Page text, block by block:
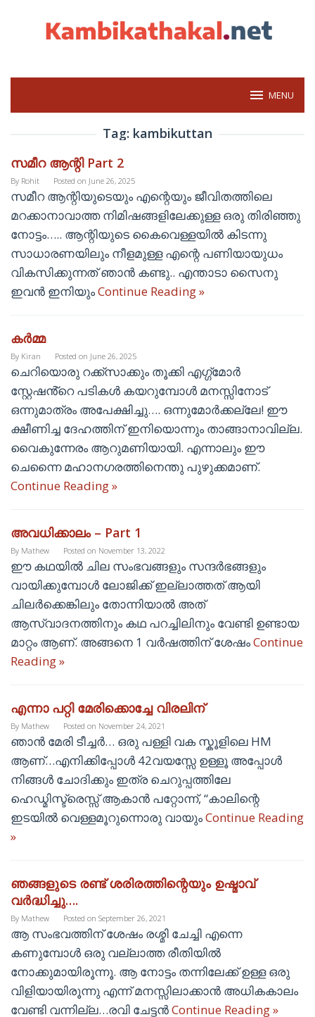
MENU
Tag: kambikuttan
സമീറ ആന്റി Part 2
By Rohit Posted on June 26, 2025
സമീറ ആന്റിയുടെയും എന്റെയും ജീവിതത്തിലെ
മറക്കാനാവാത്ത നിമിഷങ്ങളിലേക്കുള്ള ഒരു തിരിഞ്ഞു
നോട്ടം….. ആന്റിയുടെ കൈവെള്ളയിൽ കിടന്നു
സാധാരണയിലും നീളമുള്ള എന്റെ പണിയായുധം
വികസിക്കുന്നത് ഞാൻ കണ്ടു.. എന്താടാ സൈനു
ഇവൻ ഇനിയുംContinue Reading »
കർമ്മ
By Kiran Posted on June 26, 2025
ചെറിയൊരു റക്ക്സാക്കും തൂക്കി എഗ്ഗ്മോർ
സ്റ്റേഷൻ്റെ പടികൾ കയറുമ്പോൾ മനസ്സിനോട്
ഒന്നുമാത്രം അപേക്ഷിച്ചു…. ഒന്നുമോർക്കല്ലേ! ഈ
ക്ഷീണിച്ച ദേഹത്തിന് ഇനിയൊന്നും താങ്ങാനാവില്ല.
വൈകുന്നേരം ആറുമണിയായി. എന്നാലും ഈ
ചെന്നൈ മഹാനഗരത്തിനെന്തു പുഴുക്കമാണ്.
Continue Reading »
അവധിക്കാലം – Part 1
By Mathew Posted on November 13, 2022
ഈ കഥയിൽ ചില സംഭവങ്ങളും സന്ദർഭങ്ങളും
വായിക്കുമ്പോൾ ലോജിക്ക് ഇല്ലാത്തത് ആയി
ചിലർക്കെങ്കിലും തോന്നിയാൽ അത്
ആസ്വാദനത്തിനും കഥ പറച്ചിലിനും വേണ്ടി ഉണ്ടായ
മാറ്റം ആണ്. അങ്ങനെ 1 വർഷത്തിന് ശേഷംContinue
Reading »
എന്നാ പറ്റി മേരിക്കൊച്ചേ വിരലിന്
By Mathew Posted on November 24, 2021
ഞാൻ മേരി ടീച്ചർ… ഒരു പള്ളി വക സ്കൂളിലെ HM
ആണ്…എനിക്കിപ്പോൾ 42വയസ്സേ ഉള്ളൂ അപ്പോൾ
നിങ്ങൾ ചോദിക്കും ഇത്ര ചെറുപ്പത്തിലേ
ഹെഡ്മിസ്ട്രെസ്സ് ആകാൻ പറ്റോന്ന്, “കാലിന്റെ
ഇടയിൽ വെള്ളമൂറുന്നൊരു വായുംContinue Reading
»
ഞങ്ങളുടെ രണ്ട് ശരിരത്തിന്റെയും ഉഷ്മാവ്
വർദ്ധിച്ചു….
By Mathew Posted on September 26, 2021
ആ സംഭവത്തിന് ശേഷം രശ്മി ചേച്ചി എന്നെ
കണുമ്പോൾ ഒരു വല്ലാത്ത രീതിയിൽ
നോക്കുമായിരൂന്നൂ. ആ നോട്ടം തന്നിലേക്ക് ഉള്ള ഒരു
വിളിയായിരൂന്നു എന്ന് മനസ്സിലാക്കാൻ അധികകാലം
വേണ്ടി വന്നില്ല…രവി ചേട്ടൻContinue Reading »